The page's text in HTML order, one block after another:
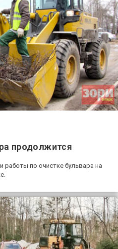
продолжится
работы по очистке бульвара на